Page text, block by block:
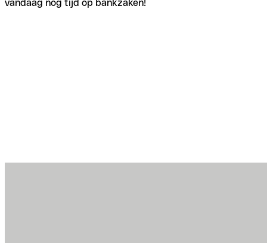
vandaag nog tijd op bankzaken!